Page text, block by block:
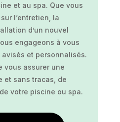
et au spa. Que vous
l’entretien, la
d’un nouvel
engageons à vous
et personnalisés.
vous assurer une
et sans tracas, de
votre piscine ou spa.